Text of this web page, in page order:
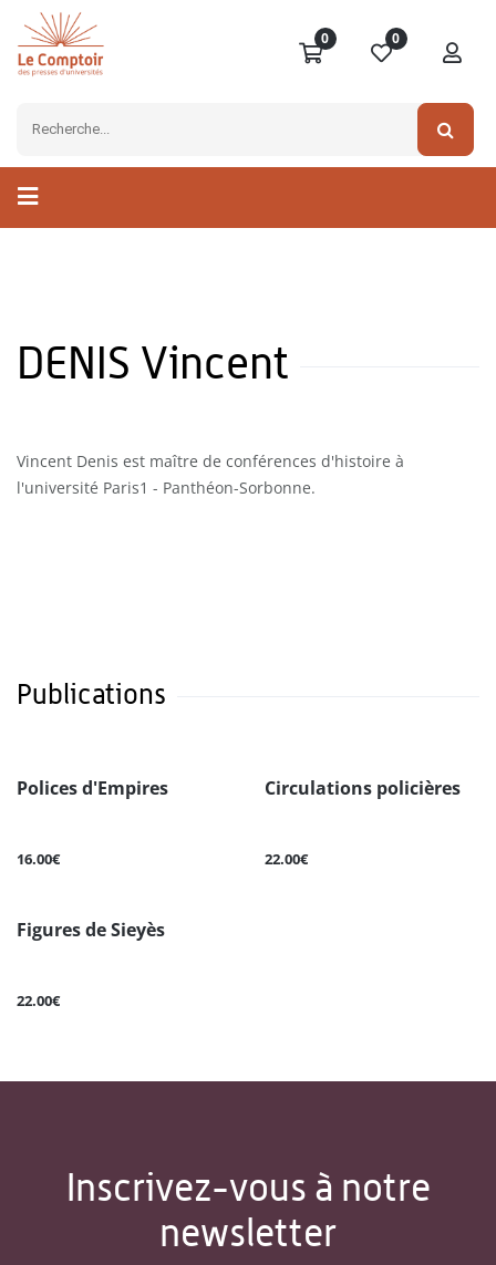
0 0
DENIS Vincent
Vincent Denis est maître de conférences d'histoire à
l'université Paris1 - Panthéon-Sorbonne.
Publications
Polices d'Empires
16.00€
Circulations policières
22.00€
Figures de Sieyès
22.00€
Inscrivez-vous à notre
newsletter